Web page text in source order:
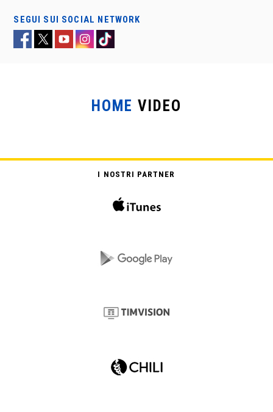
SEGUI SUI SOCIAL NETWORK
HOME VIDEO
I NOSTRI PARTNER